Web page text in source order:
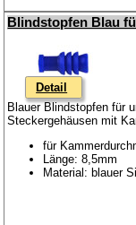
Blindstopfen Blau
Detail
Blauer Blindstopfen für
Steckergehäusen mit
für
Länge: 8,5mm
Material: blauer